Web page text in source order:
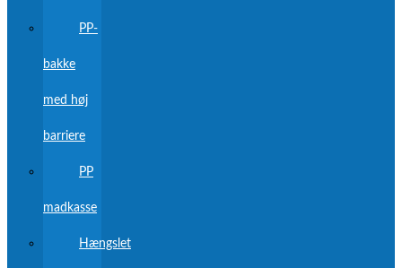
PP-
bakke
med høj
barriere
PP
madkasse
Hængslet